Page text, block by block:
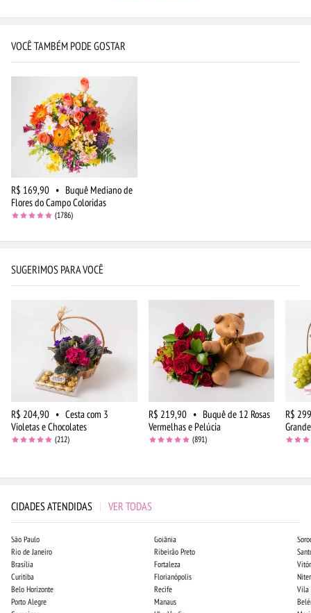
VOCÊ TAMBÉM PODE GOSTAR
R$ 169,90 • Buquê Mediano de
Flores do Campo Coloridas
(1786)
SUGERIMOS PARA VOCÊ
R$ 204,90 • Cesta com 3
Violetas e Chocolates
(212)
R$ 219,90 • Buquê de 12 Rosas
Vermelhas e Pelúcia
(891)
R$
CIDADES ATENDIDAS | VER TODAS
São Paulo
Rio de Janeiro
Brasília
Curitiba
Belo Horizonte
Porto Alegre
Goiânia
Ribeirão Preto
Fortaleza
Florianópolis
Recife
Manaus
Vila